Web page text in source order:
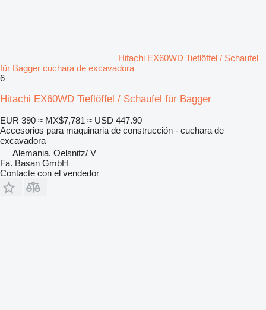
Hitachi EX60WD Tieflöffel / Schaufel
für Bagger cuchara de excavadora
6
Hitachi EX60WD Tieflöffel / Schaufel für Bagger
EUR 390 ≈ MX$7,781 ≈ USD 447.90
Accesorios para maquinaria de construcción - cuchara de
excavadora
Alemania, Oelsnitz/ V
Fa. Basan GmbH
Contacte con el vendedor